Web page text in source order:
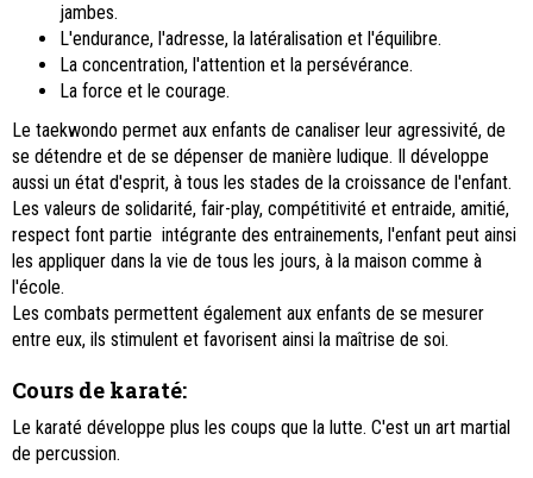
jambes.
L'endurance, l'adresse, la latéralisation et l'équilibre.
La concentration, l'attention et la persévérance.
La force et le courage.
Le taekwondo permet aux enfants de canaliser leur agressivité, de
se détendre et de se dépenser de manière ludique. Il développe
aussi un état d'esprit, à tous les stades de la croissance de l'enfant.
Les valeurs de solidarité, fair-play, compétitivité et entraide, amitié,
respect font partie intégrante des entrainements, l'enfant peut ainsi
les appliquer dans la vie de tous les jours, à la maison comme à
l'école.
Les combats permettent également aux enfants de se mesurer
entre eux, ils stimulent et favorisent ainsi la maîtrise de soi.
Cours de karaté:
Le karaté développe plus les coups que la lutte. C'est un art martial
de percussion.